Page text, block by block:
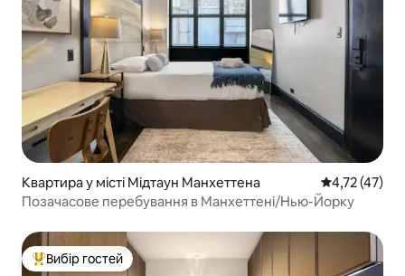
Квартира у місті Мідтаун Манхеттена Середня
4,72 (47)
Позачасове перебування в Манхеттені/Нью-Йорку
Топ вибір гостей
Вибір гостей